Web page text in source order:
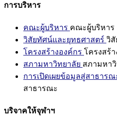
การบริหาร
คณะผู้บริหาร คณะผู้บริหาร
วิสัยทัศน์และยุทธศาสตร์ วิ
โครงสร้างองค์กร โครงสร้
สภามหาวิทยาลัย สภามหา
การเปิดเผยข้อมูลสู่สาธารณ
สาธารณะ
บริจาคให้จุฬาฯ